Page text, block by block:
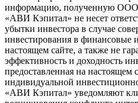
информацию, полученную
«АВИ Кэпитал» не несет
убытки инвестора в случае
инвестирования в финансовые
настоящем сайте, а также не
эффективность и доходность
предоставленная на настоящем
индивидуальной
«АВИ Кэпитал» уведомляют